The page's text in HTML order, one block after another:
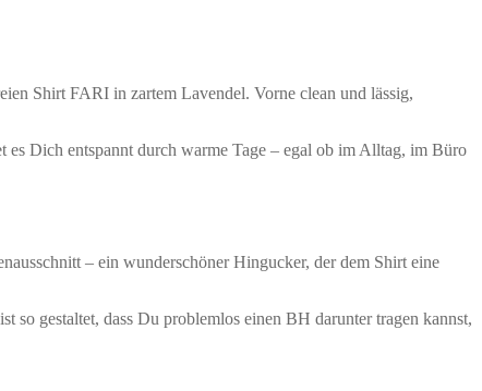
Shirt FARI in zartem Lavendel. Vorne clean und lässig,
Dich entspannt durch warme Tage – egal ob im Alltag, im Büro
– ein wunderschöner Hingucker, der dem Shirt eine
so gestaltet, dass Du problemlos einen BH darunter tragen kannst,